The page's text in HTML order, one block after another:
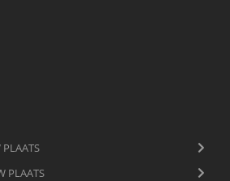
PLAATS